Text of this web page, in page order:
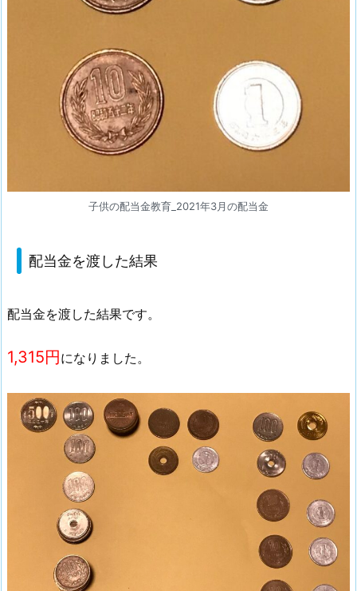
子供の配当金教育_2021年3月の配当金
配当金を渡した結果
配当金を渡した結果です。
1,315円になりました。